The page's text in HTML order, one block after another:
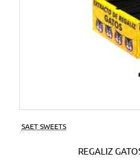
SAET SWEETS
REGALIZ